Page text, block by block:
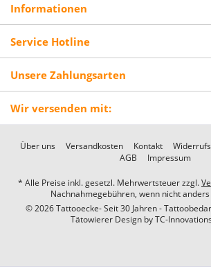
Informationen
Service Hotline
Unsere Zahlungsarten
Wir versenden mit:
Über uns Versandkosten Kontakt
AGB
Impressum
* Alle Preise inkl. gesetzl. Mehrwertsteuer zzgl.
Nachnahmegebühren, wenn nicht
© 2026 Tattooecke- Seit 30 Jahren -
Tätowierer Design byTC-